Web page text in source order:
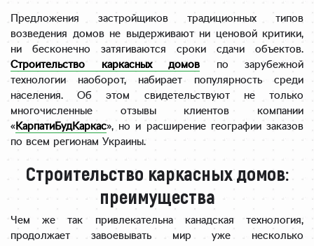
Предложения застройщиков традиционных типов
возведения домов не выдерживают ни ценовой критики,
ни бесконечно затягиваются сроки сдачи объектов.
Строительство каркасных домов по зарубежной
технологии наоборот, набирает популярность среди
населения. Об этом свидетельствуют не только
многочисленные отзывы клиентов компании
«КарпатиБудКаркас», но и расширение географии заказов
по всем регионам Украины.
Строительство каркасных домов:
преимущества
Чем же так привлекательна канадская технология,
продолжает завоевывать мир уже несколько